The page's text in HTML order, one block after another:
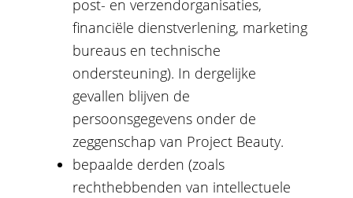
post- en verzendorganisaties,
financiële dienstverlening, marketing
bureaus en technische
ondersteuning). In dergelijke
gevallen blijven de
persoonsgegevens onder de
zeggenschap van Project Beauty.
bepaalde derden (zoals
rechthebbenden van intellectuele